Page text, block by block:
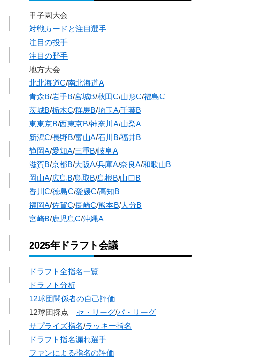
甲子園大会
対戦カードと注目選手
注目の投手
注目の野手
地方大会
北北海道C/南北海道A
青森B/岩手B/宮城B/秋田C/山形C/福島C
茨城B/栃木C/群馬B/埼玉A/千葉B
東東京B/西東京B/神奈川A/山梨A
新潟C/長野B/富山A/石川B/福井B
静岡A/愛知A/三重B/岐阜A
滋賀B/京都B/大阪A/兵庫A/奈良A/和歌山B
岡山A/広島B/鳥取B/島根B/山口B
香川C/徳島C/愛媛C/高知B
福岡A/佐賀C/長崎C/熊本B/大分B
宮崎B/鹿児島C/沖縄A
2025年ドラフト会議
ドラフト全指名一覧
ドラフト分析
12球団関係者の自己評価
12球団採点 セ・リーグ/パ・リーグ
サプライズ指名/ラッキー指名
ドラフト指名漏れ選手
ファンによる指名の評価